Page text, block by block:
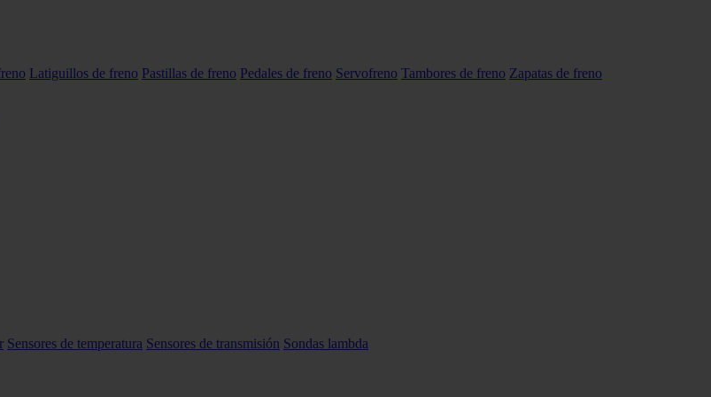
Latiguillos de freno Pastillas de freno Pedales de freno Servofreno Tambores de freno Zapatas de freno
Sensores de temperatura Sensores de transmisión Sondas lambda